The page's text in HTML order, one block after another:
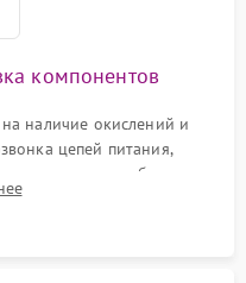
компонентов
наличие окислений и
цепей питания,
колес и турбины
и инфракрасных